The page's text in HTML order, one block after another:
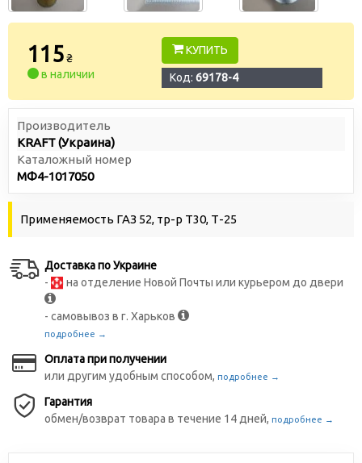
115₴
в наличии
КУПИТЬ
Код: 69178-4
Производитель
KRAFT (Украина)
Каталожный номер
МФ4-1017050
Применяемость ГАЗ 52, тр-р Т30, Т-25
Доставка по Украине
-
на отделение Новой Почты или курьером до двери
- самовывоз в г. Харьков
подробнее →
Оплата при получении
или другим удобным способом, подробнее →
Гарантия
обмен/возврат товара в течение 14 дней, подробнее →